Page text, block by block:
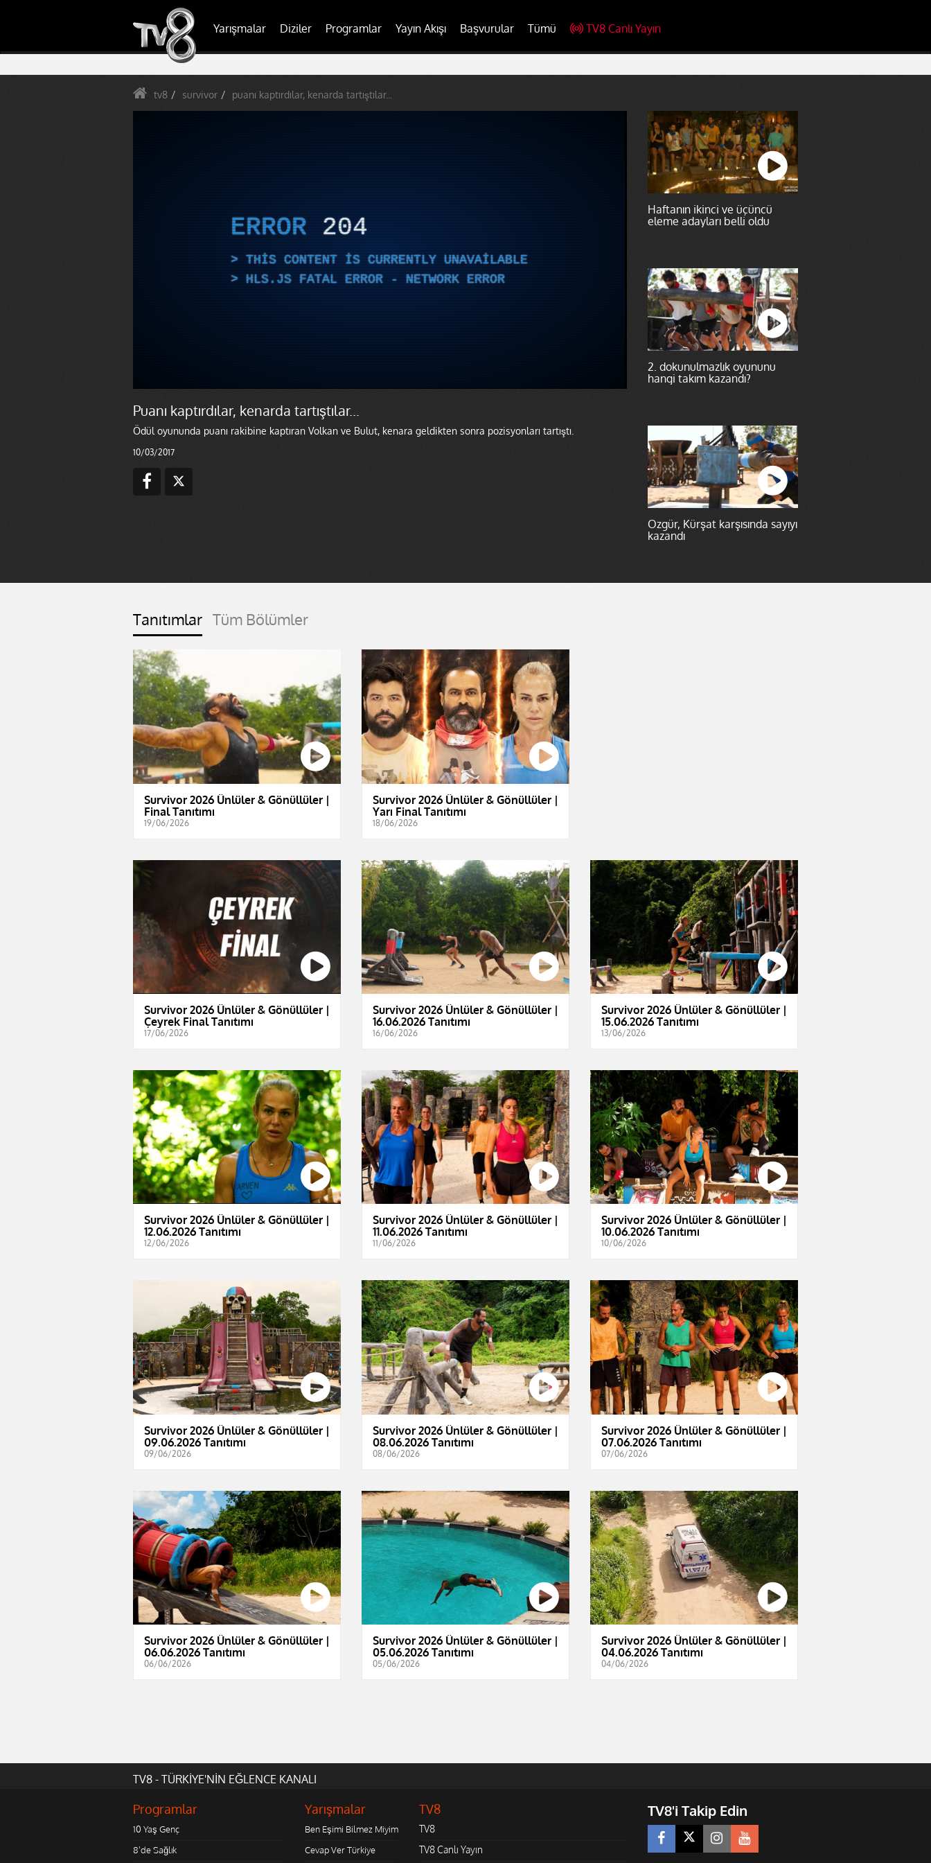
Yarışmalar Diziler Programlar Yayın Akışı Başvurular Tümü TV8 Canlı Yayın
tv8 survivor puanı kaptırdılar, kenarda tartıştılar...
ERROR 204
THIS CONTENT IS CURRENTLY UNAVAILABLE
HLS.JS FATAL ERROR - NETWORK ERROR
Puanı kaptırdılar, kenarda tartıştılar...
Ödül oyununda puanı rakibine kaptıran Volkan ve Bulut, kenara geldikten sonra pozisyonları tartıştı.
10/03/2017
Haftanın ikinci ve üçüncü
eleme adayları belli oldu
2. dokunulmazlık oyununu
hangi takım kazandı?
Özgür, Kürşat karşısında sayıyı
kazandı
Tanıtımlar Tüm Bölümler
Survivor 2026 Ünlüler & Gönüllüler |
Final Tanıtımı
19/06/2026
Survivor 2026 Ünlüler & Gönüllüler |
Yarı Final Tanıtımı
18/06/2026
Survivor 2026 Ünlüler & Gönüllüler |
Çeyrek Final Tanıtımı
17/06/2026
Survivor 2026 Ünlüler & Gönüllüler |
16.06.2026 Tanıtımı
16/06/2026
Survivor 2026 Ünlüler & Gönüllüler |
15.06.2026 Tanıtımı
13/06/2026
Survivor 2026 Ünlüler & Gönüllüler |
12.06.2026 Tanıtımı
12/06/2026
Survivor 2026 Ünlüler & Gönüllüler |
11.06.2026 Tanıtımı
11/06/2026
Survivor 2026 Ünlüler & Gönüllüler |
10.06.2026 Tanıtımı
10/06/2026
Survivor 2026 Ünlüler & Gönüllüler |
09.06.2026 Tanıtımı
09/06/2026
Survivor 2026 Ünlüler & Gönüllüler |
08.06.2026 Tanıtımı
08/06/2026
Survivor 2026 Ünlüler & Gönüllüler |
07.06.2026 Tanıtımı
07/06/2026
Survivor 2026 Ünlüler & Gönüllüler |
06.06.2026 Tanıtımı
06/06/2026
Survivor 2026 Ünlüler & Gönüllüler |
05.06.2026 Tanıtımı
05/06/2026
Survivor 2026 Ünlüler & Gönüllüler |
04.06.2026 Tanıtımı
04/06/2026
TV8 - TÜRKİYE'NİN EĞLENCE KANALI
Programlar
10 Yaş Genç
8'de Sağlık
Yarışmalar
Ben Eşimi Bilmez Miyim
Cevap Ver Türkiye
TV8
TV8
TV8 Canlı Yayın
TV8'i Takip Edin